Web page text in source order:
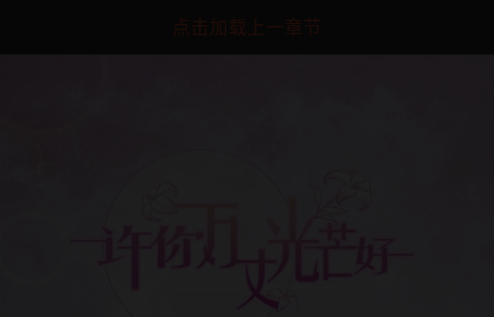
点击加载上一章节